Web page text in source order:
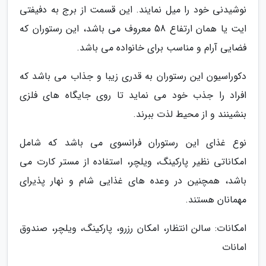
نوشیدنی خود را میل نمایند. این قسمت از برج به دفیفتی
ایت یا همان ارتفاع 58 معروف می باشد، این رستوران که
فضایی آرام و مناسب برای خانواده می باشد.
دکوراسیون این رستوران به قدری زیبا و جذاب می باشد که
افراد را جذب خود می نماید تا روی جایگاه های فلزی
بنشینند و از محیط لذت ببرند.
نوع غذای این رستوران فرانسوی می باشد که شامل
امکاناتی نظیر پارکینگ، ویلچر، استفاده از مستر کارت می
باشد، همچنین در وعده های غذایی شام و نهار پذیرای
مهمانان هستند.
امکانات: سالن انتظار، امکان رزرو، پارکینگ، ویلچر، صندوق
امانات